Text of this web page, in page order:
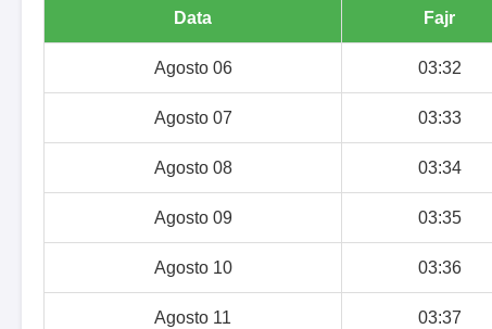
Data Fajr
Agosto 06 03:32
Agosto 07 03:33
Agosto 08 03:34
Agosto 09 03:35
Agosto 10 03:36
Agosto 11 03:37